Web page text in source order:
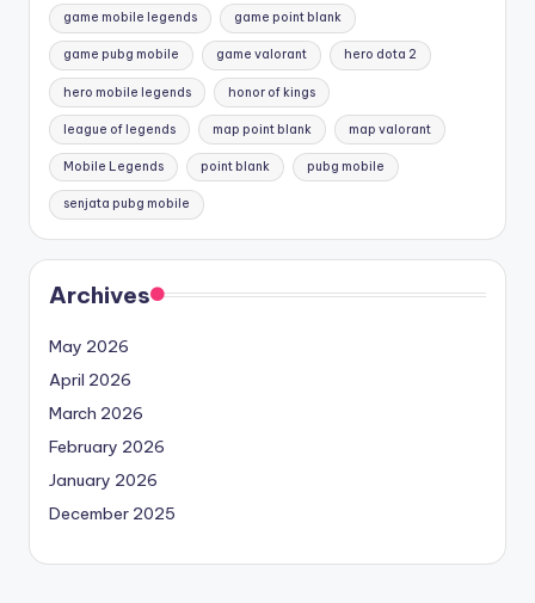
game mobile legends game point blank
game pubg mobile game valorant hero dota 2
hero mobile legends honor of kings
league of legends map point blank map valorant
Mobile Legends point blank pubg mobile
senjata pubg mobile
Archives
May 2026
April 2026
March 2026
February 2026
January 2026
December 2025